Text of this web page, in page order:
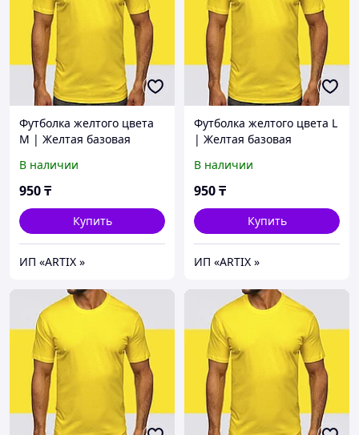
Футболка желтого цвета
M | Желтая базовая
плотности) | Футболка хб
унисекс
В наличии
950₸
Купить
ИП «ARTIX »
Футболка желтого цвета L
| Желтая базовая
плотности) | Футболка хб
унисекс
В наличии
950₸
Купить
ИП «ARTIX »